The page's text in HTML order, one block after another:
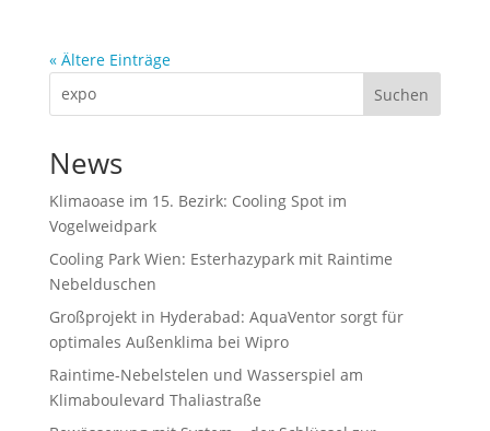
« Ältere Einträge
Suchen
News
Klimaoase im 15. Bezirk: Cooling Spot im
Vogelweidpark
Cooling Park Wien: Esterhazypark mit Raintime
Nebelduschen
Großprojekt in Hyderabad: AquaVentor sorgt für
optimales Außenklima bei Wipro
Raintime-Nebelstelen und Wasserspiel am
Klimaboulevard Thaliastraße